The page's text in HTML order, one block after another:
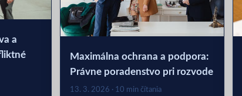
a
Maximálna ochrana a podpora:
Právne poradenstvo pri rozvode
13. 3. 2026 · 10 min čítania